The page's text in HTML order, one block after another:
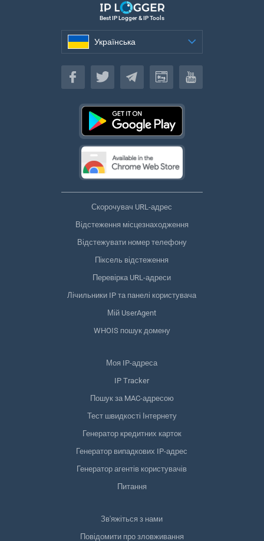
Best IP Logger & IP Tools
Українська
Українська
Скорочувач URL-адрес
Відстеження місцезнаходження
Відстежувати номер телефону
Піксель відстеження
Перевірка URL-адреси
Лічильники IP та панелі користувача
Мій UserAgent
WHOIS пошук домену
Моя IP-адреса
IP Tracker
Пошук за MAC-адресою
Тест швидкості Інтернету
Генератор кредитних карток
Генератор випадкових IP-адрес
Генератор агентів користувачів
Питання
Зв'яжіться з нами
Повідомити про зловживання